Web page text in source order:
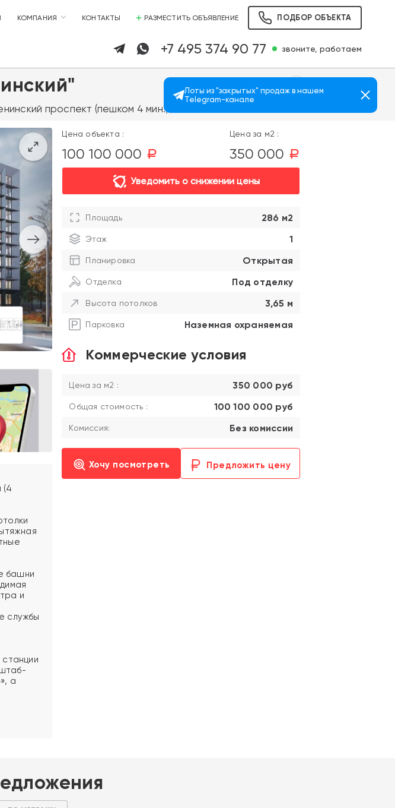
КОМПАНИЯ КОНТАКТЫ РАЗМЕСТИТЬ ОБЪЯВЛЕНИЕ ПОДБОР ОБЪЕКТА
+7 495 374 90 77 звоните, работаем
проспект (пешком 4 мин.)
(4
башни
и
службы
а
Цена объекта :
100 100 000 a
Цена за м2 :
350 000 a
Уведомить о снижении цены
Площадь 286 м2
Этаж 1
Планировка Открытая
Отделка Под отделку
Высота потолков 3,65 м
Парковка Наземная охраняемая
Коммерческие условия
Цена за м2 : 350 000 руб
Общая стоимость : 100 100 000 руб
Комиссия: Без комиссии
Хочу посмотреть Предложить цену
Лоты из "закрытых" продаж в нашем
Telegram-канале